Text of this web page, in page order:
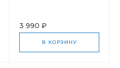
3 990 ₽
В КОРЗИНУ